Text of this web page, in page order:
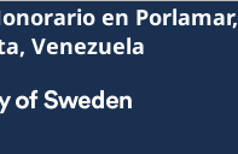
en Porlamar,
Venezuela